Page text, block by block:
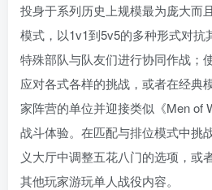
投身于系列历史上规模最为庞大而
模式，以1v1到5v5的多种形式对抗
特殊部队与队友们进行协同作战；
应对各式各样的挑战，或者在经典
家阵营的单位并迎接类似《Men of
战斗体验。在匹配与排位模式中挑
义大厅中调整五花八门的选项，或
其他玩家游玩单人战役内容。